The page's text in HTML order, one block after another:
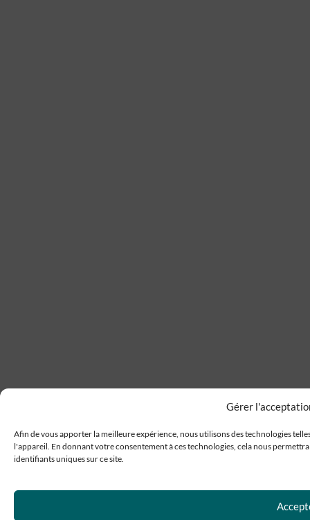
Gérer
Afin de vous apporter la meilleure expérience, nous utilisons des technologies
l'appareil. En donnant votre consentement à ces technologies, cela nous
identifiants uniques sur ce site.